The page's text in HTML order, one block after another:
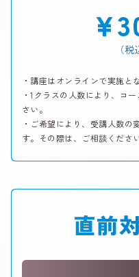
（
・講座はオンラインで実施と
・1クラスの人数により、コ
さい。
・ご希望により、受講人数の
す。その際は、ご相談ください
直前